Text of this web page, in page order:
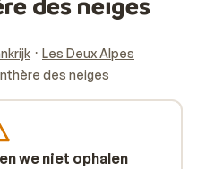
Les Deux Alpes
des neiges
we niet ophalen